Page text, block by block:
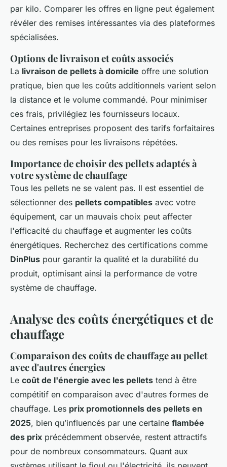
par kilo. Comparer les offres en ligne peut également
révéler des remises intéressantes via des plateformes
spécialisées.
Options de livraison et coûts associés
La livraison de pellets à domicile offre une solution
pratique, bien que les coûts additionnels varient selon
la distance et le volume commandé. Pour minimiser
ces frais, privilégiez les fournisseurs locaux.
Certaines entreprises proposent des tarifs forfaitaires
ou des remises pour les livraisons répétées.
Importance de choisir des pellets adaptés à
votre système de chauffage
Tous les pellets ne se valent pas. Il est essentiel de
sélectionner des pellets compatibles avec votre
équipement, car un mauvais choix peut affecter
l'efficacité du chauffage et augmenter les coûts
énergétiques. Recherchez des certifications comme
DinPlus pour garantir la qualité et la durabilité du
produit, optimisant ainsi la performance de votre
système de chauffage.
Analyse des coûts énergétiques et de
chauffage
Comparaison des coûts de chauffage au pellet
avec d'autres énergies
Le coût de l'énergie avec les pellets tend à être
compétitif en comparaison avec d'autres formes de
chauffage. Les prix promotionnels des pellets en
2025, bien qu’influencés par une certaine flambée
des prix précédemment observée, restent attractifs
pour de nombreux consommateurs. Quant aux